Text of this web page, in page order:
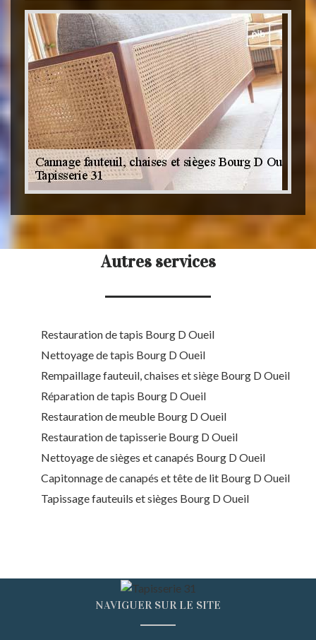
Autres services
Restauration de tapis Bourg D Oueil
Nettoyage de tapis Bourg D Oueil
Rempaillage fauteuil, chaises et siège Bourg D Oueil
Réparation de tapis Bourg D Oueil
Restauration de meuble Bourg D Oueil
Restauration de tapisserie Bourg D Oueil
Nettoyage de sièges et canapés Bourg D Oueil
Capitonnage de canapés et tête de lit Bourg D Oueil
Tapissage fauteuils et sièges Bourg D Oueil
NAVIGUER SUR LE SITE